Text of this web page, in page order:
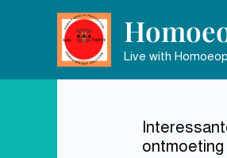
Live with
ontmoeting